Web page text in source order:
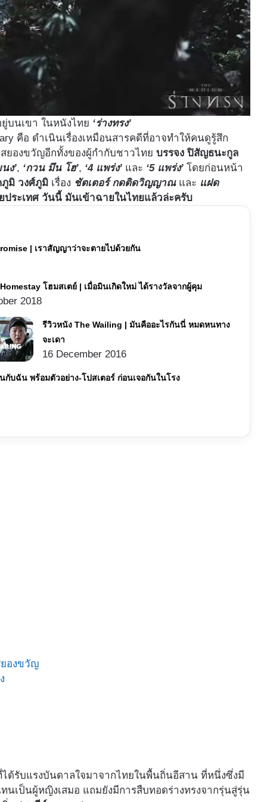
บนเขา ในหนังไทย ‘ร่างทรง’
คือ ดำเนินเรื่องเหมือนสารคดีที่อาจทำให้คนดูรู้สึก
สยองขวัญอีกทั้งของผู้กำกับชาวไทยบรรจง ปิสัญธนะกูล
ง’, ‘กวน มึน โฮ’, ‘4 แพร่ง’ และ ‘5 แพร่ง’ โดยก่อนหน้า
มิ วงศ์ภูมิ เรื่อง ชัตเตอร์ กดติดวิญญาณและ แฝด
ประเทศ วันนี้ มันเข้าฉายในไทยแล้วล่ะครับ
| เราสัญญาว่าจะตายไปด้วยกัน
โฮมสเตย์ | เมื่อมินเกิดใหม่ ได้รางวัลจากผู้คุม
2018
รีวิวหนัง The Wailing | มันคืออะไรกันนี่ หมดหนทาง
จะเดา
16 December 2016
กับฉัน พร้อมตัวอย่าง-โปสเตอร์ ก่อนเจอกันในโรง
องขวัญ
ด้รับแรงบันดาลใจมาจากไทยในพื้นถิ่นอีสาน ที่หนึ่งซึ่งมี
นเป็นผู้หญิงเสมอ แถมยังมีการสืบทอดร่างทรงจากรุ่นสู่รุ่น